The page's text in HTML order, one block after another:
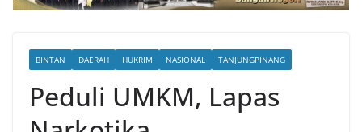
BINTAN DAERAH HUKRIM NASIONAL TANJUNGPINANG
Peduli UMKM, Lapas